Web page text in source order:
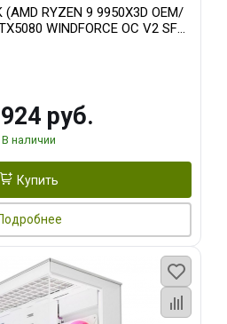
RYZEN 9 9950X3D OEM/
WINDFORCE OC V2 SFF
SSD)
руб.
В наличии
Купить